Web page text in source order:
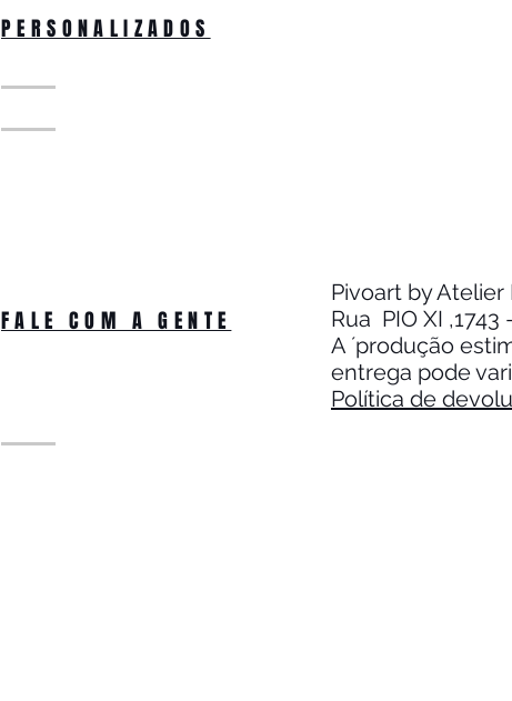
PERSONALIZADOS
FALE COM A GENTE
Pivoart by Atelier
Rua PIO XI
A ´produção
entrega pode
Política de